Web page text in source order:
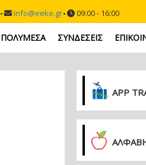
info@eeke.gr 09:00 - 16:00
ΠΟΛΥΜΕΣΑ ΣΥΝΔΕΣΕΙΣ
APP